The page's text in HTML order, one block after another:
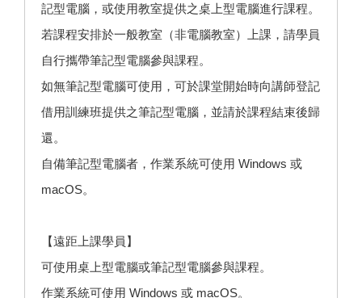
記型電腦，或使用教室提供之桌上型電腦進行課程。
若課程安排於一般教室（非電腦教室）上課，請學員
自行攜帶筆記型電腦參與課程。
如無筆記型電腦可使用，可於課堂開始時向講師登記
借用訓練班提供之筆記型電腦，並請於課程結束後歸
還。
自備筆記型電腦者，作業系統可使用 Windows 或
macOS。
【遠距上課學員】
可使用桌上型電腦或筆記型電腦參與課程。
作業系統可使用 Windows 或 macOS。